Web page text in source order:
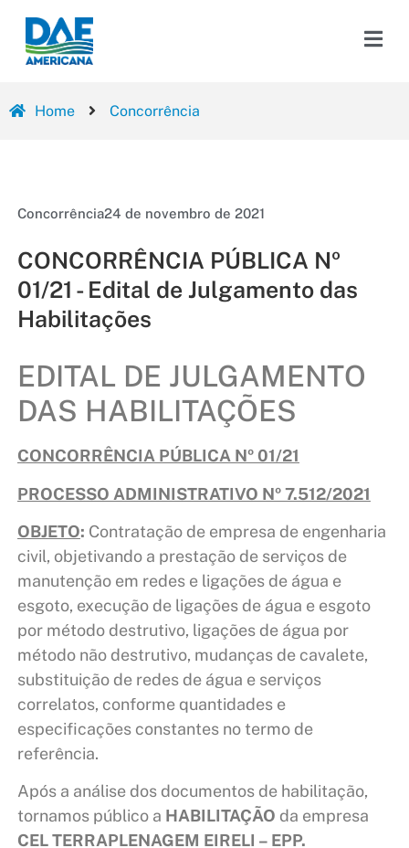
Home Concorrência
Concorrência24 de novembro de 2021
CONCORRÊNCIA PÚBLICA Nº
01/21 - Edital de Julgamento das
Habilitações
EDITAL DE JULGAMENTO
DAS HABILITAÇÕES
CONCORRÊNCIA PÚBLICA Nº 01/21
PROCESSO ADMINISTRATIVO Nº 7.512/2021
OBJETO: Contratação de empresa de engenharia
civil, objetivando a prestação de serviços de
manutenção em redes e ligações de água e
esgoto, execução de ligações de água e esgoto
por método destrutivo, ligações de água por
método não destrutivo, mudanças de cavalete,
substituição de redes de água e serviços
correlatos, conforme quantidades e
especificações constantes no termo de
referência.
Após a análise dos documentos de habilitação,
tornamos público a HABILITAÇÃO da empresa
CEL TERRAPLENAGEM EIRELI – EPP.